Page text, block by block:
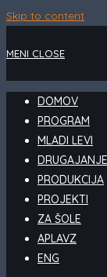
Skip to content
MENI CLOSE
DOMOV
PROGRAM
MLADI LEVI
DRUGAJANJE
PRODUKCIJA
PROJEKTI
ZA ŠOLE
APLAVZ
ENG